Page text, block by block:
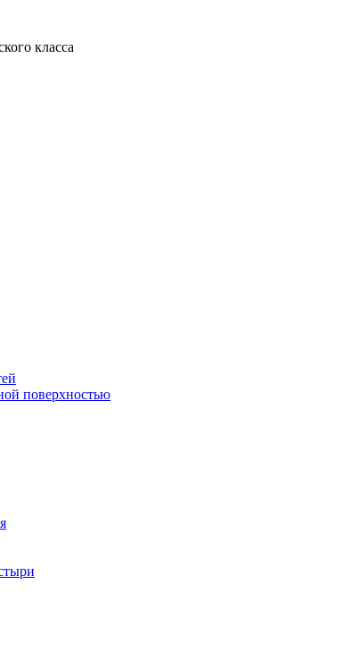
класса
поверхностью